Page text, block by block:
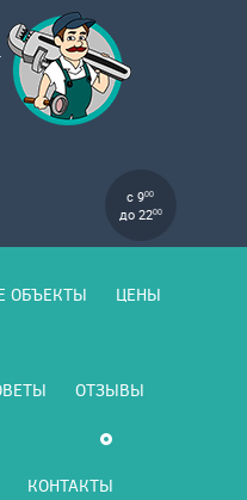
с 900
до 2200
ОБЪЕКТЫ ЦЕНЫ
ОТЗЫВЫ
КОНТАКТЫ